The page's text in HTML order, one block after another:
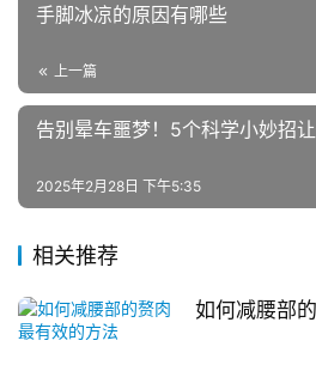
手脚冰凉的原因有哪些
上一篇
告别晕车噩梦！5个科学小妙招
2025年2月28日 下午5:35
相关推荐
如何减腰部